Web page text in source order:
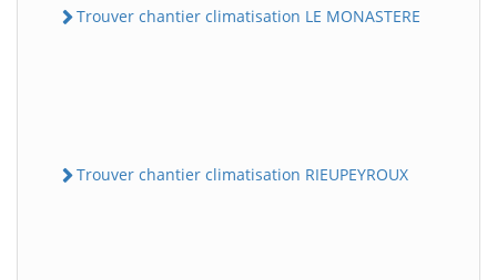
Trouver chantier climatisation LE MONASTERE
Trouver chantier climatisation RIEUPEYROUX